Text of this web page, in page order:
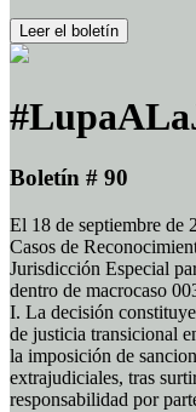
Leer el boletín
Boletín # 90
El 18 de septiembre de
Casos de
Jurisdicción Especial
dentro de macrocaso
I. La decisión
de justicia transicional
la imposición de
extrajudiciales, tras
responsabilidad por